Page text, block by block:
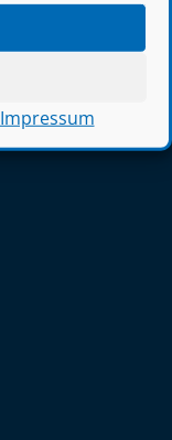
Impressum